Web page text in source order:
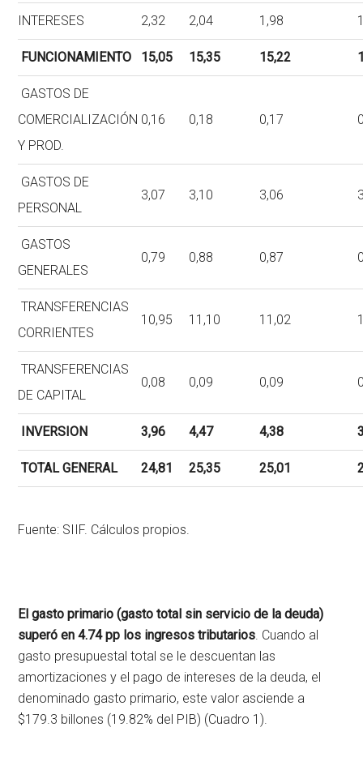
INTERESES 2,32 2,04 1,98
FUNCIONAMIENTO 15,05 15,35 15,22
GASTOS DE
COMERCIALIZACIÓN
Y PROD.
0,16 0,18 0,17
GASTOS DE
PERSONAL
3,07 3,10 3,06
GASTOS
GENERALES
0,79 0,88 0,87
TRANSFERENCIAS
CORRIENTES
10,95 11,10 11,02
TRANSFERENCIAS
DE CAPITAL
0,08 0,09 0,09
INVERSION 3,96 4,47 4,38
TOTAL GENERAL 24,81 25,35 25,01
Fuente: SIIF. Cálculos propios.
El gasto primario (gasto total sin servicio de la deuda)
superó en 4.74 pp los ingresos tributarios . Cuando al
gasto presupuestal total se le descuentan las
amortizaciones y el pago de intereses de la deuda, el
denominado gasto primario, este valor asciende a
$179.3 billones (19.82% del PIB) (Cuadro 1).